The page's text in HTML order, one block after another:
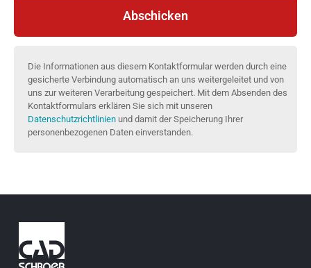
Abschicken
Die Informationen aus diesem Kontaktformular werden durch eine
gesicherte Verbindung automatisch an uns weitergeleitet und von
uns zur weiteren Verarbeitung gespeichert. Mit dem Absenden des
Kontaktformulars erklären Sie sich mit unseren
Datenschutzrichtlinien und damit der Speicherung Ihrer
personenbezogenen Daten einverstanden.